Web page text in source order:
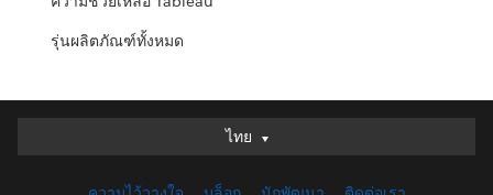
รุ่นผลิตภัณฑ์ทั้งหมด
ไทย
ไทย